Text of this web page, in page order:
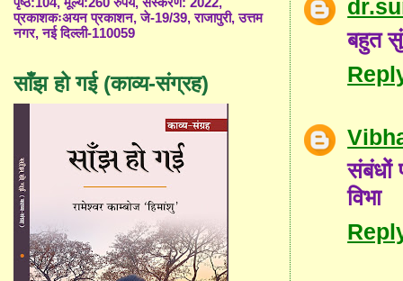
बहुत
संबंधों
विभा
पृष्ठ:104, मूल्य:260 रुपये, संस्करण: 2022,
प्रकाशकःअयन प्रकाशन, जे-19/39, राजापुरी, उत्तम
नगर, नई दिल्ली-110059
साँझ हो गई (काव्य-संग्रह)